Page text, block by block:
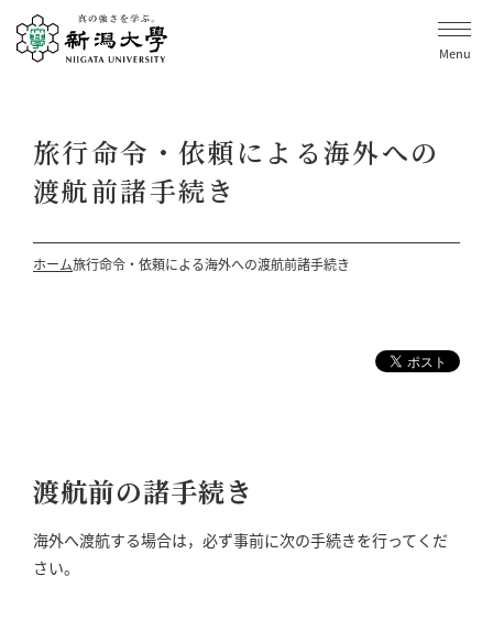
Menu
旅行命令・依頼による海外への
渡航前諸手続き
ホーム旅行命令・依頼による海外への渡航前諸手続き
渡航前の諸手続き
海外へ渡航する場合は，必ず事前に次の手続きを行ってくだ
さい。